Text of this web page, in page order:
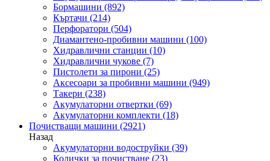
Бормашини (892)
Къртачи (214)
Перфоратори (504)
Диамантено-пробивни машини (100)
Хидравлични станции (10)
Хидравлични чукове (7)
Пистолети за пирони (25)
Аксесоари за пробивни машини (949)
Такери (238)
Акумулаторни отвертки (69)
Акумулаторни комплекти (18)
Почистващи машини (2921)
Назад
Акумулаторни водоструйки (39)
Колички за почистване (23)